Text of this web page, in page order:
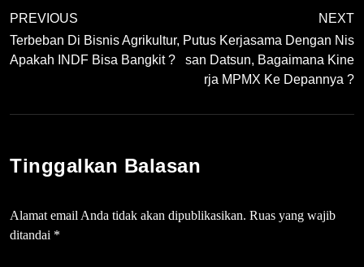
PREVIOUS
Terbeban Di Bisnis Agrikultur,
Apakah INDF Bisa Bangkit ?
NEXT
Putus Kerjasama Dengan Nis
San Datsun, Bagaimana Kine
Rja MPMX Ke Depannya ?
Tinggalkan Balasan
Alamat email Anda tidak akan dipublikasikan. Ruas yang wajib
ditandai *